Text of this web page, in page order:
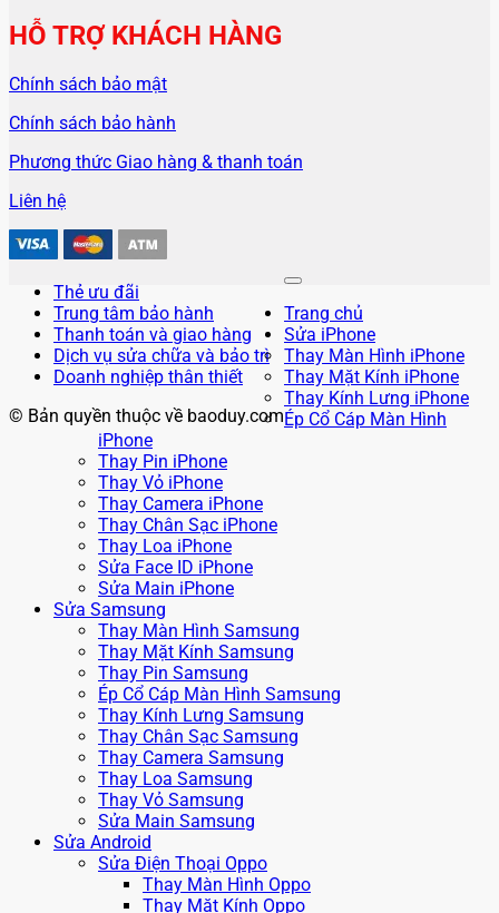
HỖ TRỢ KHÁCH HÀNG
Chính sách bảo mật
Chính sách bảo hành
Phương thức Giao hàng & thanh toán
Liên hệ
Thẻ ưu đãi
Trung tâm bảo hành
Thanh toán và giao hàng
Dịch vụ sửa chữa và bảo trì
Doanh nghiệp thân thiết
© Bản quyền thuộc về baoduy.com
Trang chủ
Sửa iPhone
Thay Màn Hình iPhone
Thay Mặt Kính iPhone
Thay Kính Lưng iPhone
Ép Cổ Cáp Màn Hình
iPhone
Thay Pin iPhone
Thay Vỏ iPhone
Thay Camera iPhone
Thay Chân Sạc iPhone
Thay Loa iPhone
Sửa Face ID iPhone
Sửa Main iPhone
Sửa Samsung
Thay Màn Hình Samsung
Thay Mặt Kính Samsung
Thay Pin Samsung
Ép Cổ Cáp Màn Hình Samsung
Thay Kính Lưng Samsung
Thay Chân Sạc Samsung
Thay Camera Samsung
Thay Loa Samsung
Thay Vỏ Samsung
Sửa Main Samsung
Sửa Android
Sửa Điện Thoại Oppo
Thay Màn Hình Oppo
Thay Mặt Kính Oppo